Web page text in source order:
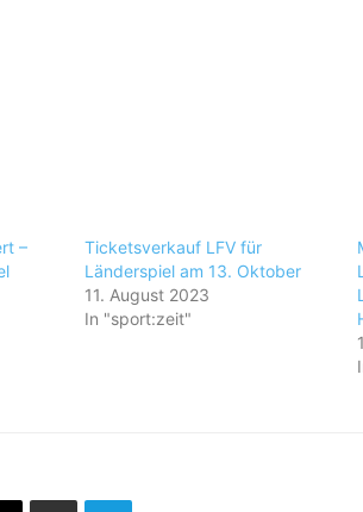
–
Ticketsverkauf LFV für
Länderspiel am 13. Oktober
11. August 2023
In "sport:zeit"